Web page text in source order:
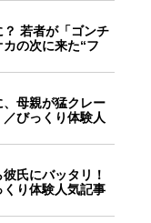
若者が「ゴンチ
の次に来た“フ
母親が猛クレー
びっくり体験人
氏にバッタリ！
り体験人気記事